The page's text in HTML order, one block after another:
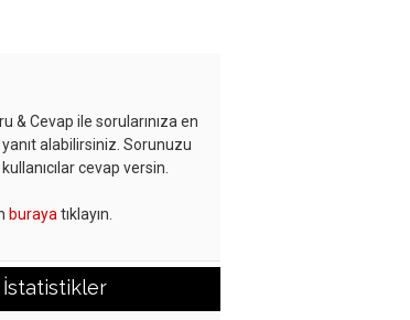
& Cevap ile sorularınıza en
alabilirsiniz. Sorunuzu
cevap versin.
buraya tıklayın.
İstatistikler